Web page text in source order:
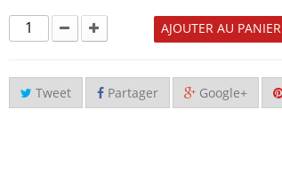
AJOUTER AU PANIER
Tweet Partager Google+